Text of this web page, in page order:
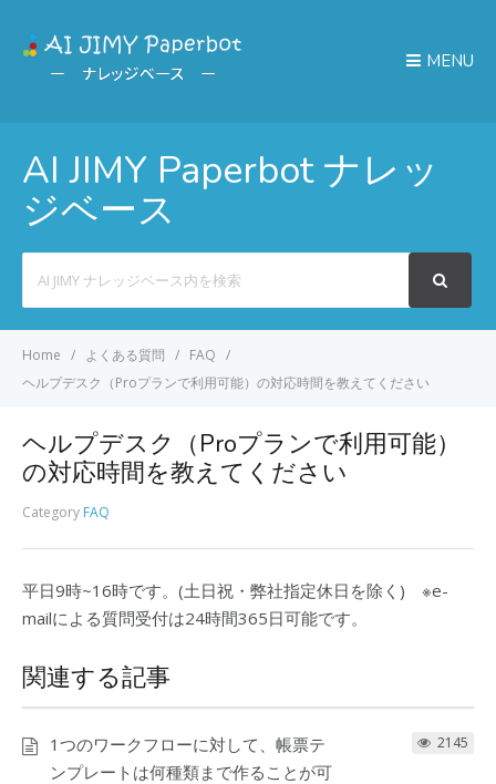
MENU
AI JIMY Paperbot ナレッ
ジベース
For
Home よくある質問
FAQ
ヘルプデスク（Proプランで利用可能）の対応時間を教えてください
ヘルプデスク（Proプランで利用可能）
の対応時間を教えてください
Category FAQ
平日9時~16時です。(土日祝・弊社指定休日を除く) ※e-
mailによる質問受付は24時間365日可能です。
関連する記事
1つのワークフローに対して、帳票テ
ンプレートは何種類まで作ることが可
2145